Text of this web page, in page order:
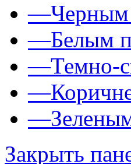
—Черным
—Белым
—Темно-
—
—
Закрыть